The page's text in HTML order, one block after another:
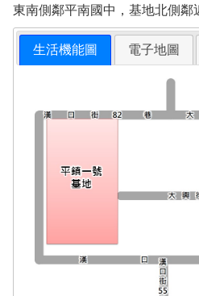
東南側鄰平南國中，基地北側鄰
生活機能圖 電子地圖